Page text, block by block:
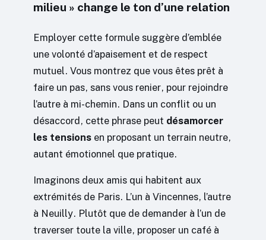
milieu » change le ton d’une relation
Employer cette formule suggère d’emblée
une volonté d’apaisement et de respect
mutuel. Vous montrez que vous êtes prêt à
faire un pas, sans vous renier, pour rejoindre
l’autre à mi-chemin. Dans un conflit ou un
désaccord, cette phrase peut désamorcer
les tensions en proposant un terrain neutre,
autant émotionnel que pratique.
Imaginons deux amis qui habitent aux
extrémités de Paris. L’un à Vincennes, l’autre
à Neuilly. Plutôt que de demander à l’un de
traverser toute la ville, proposer un café à